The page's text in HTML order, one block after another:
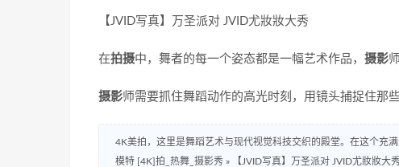
【JVID写真】万圣派对 JVID尤妝妝大秀
在拍摄中，舞者的每一个姿态都是一幅艺术作品， 摄影
摄影师需要抓住舞蹈动作的高光时刻，用镜头捕捉住那
4K美拍，这里是舞蹈艺术与现代视觉科技交织的殿堂。在这个充
模特 [4K]拍_热舞_摄影秀 » 【JVID写真】万圣派对 JVID尤妝妝大